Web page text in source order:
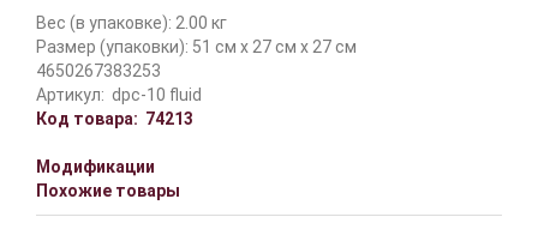
Вес (в упаковке): 2.00 кг
Размер (упаковки): 51 см x 27 см x 27 см
4650267383253
Артикул: dpc-10 fluid
Код товара: 74213
Модификации
Похожие товары